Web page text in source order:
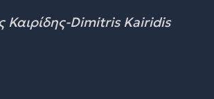
Καιρίδης-Dimitris Kairidis